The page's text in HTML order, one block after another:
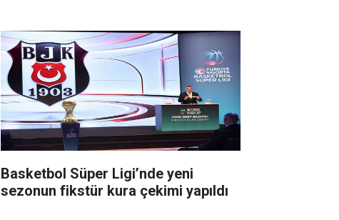
Basketbol Süper Ligi’nde yeni
sezonun fikstür kura çekimi yapıldı